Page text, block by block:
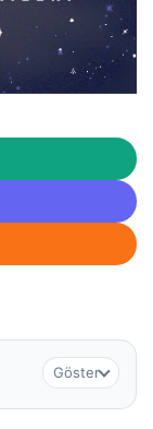
Göster